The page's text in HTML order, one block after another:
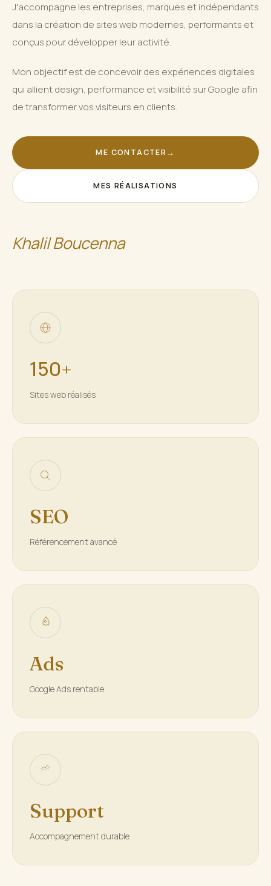
J'accompagne les entreprises, marques et indépendants
dans la création de sites web modernes, performants et
conçus pour développer leur activité.
Mon objectif est de concevoir des expériences digitales
qui allient design, performance et visibilité sur Google afin
de transformer vos visiteurs en clients.
ME CONTACTER →
MES RÉALISATIONS
Khalil Boucenna
150+
Sites web réalisés
SEO
Référencement avancé
Ads
Google Ads rentable
Support
Accompagnement durable